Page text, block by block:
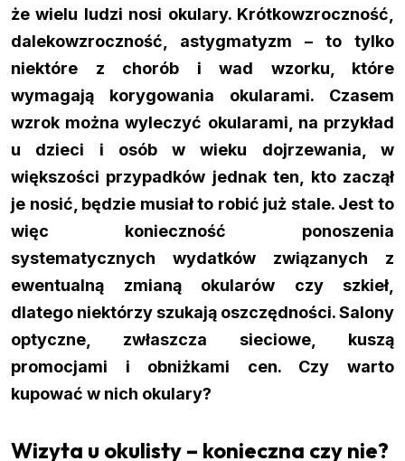
że wielu ludzi nosi okulary. Krótkowzroczność,
dalekowzroczność, astygmatyzm – to tylko
niektóre z chorób i wad wzorku, które
wymagają korygowania okularami. Czasem
wzrok można wyleczyć okularami, na przykład
u dzieci i osób w wieku dojrzewania, w
większości przypadków jednak ten, kto zaczął
je nosić, będzie musiał to robić już stale. Jest to
więc konieczność ponoszenia
systematycznych wydatków związanych z
ewentualną zmianą okularów czy szkieł,
dlatego niektórzy szukają oszczędności. Salony
optyczne, zwłaszcza sieciowe, kuszą
promocjami i obniżkami cen. Czy warto
kupować w nich okulary?
Wizyta u okulisty – konieczna czy nie?